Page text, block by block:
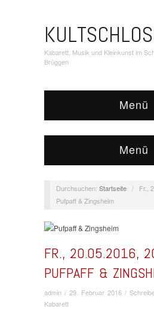
Kabarett, Musik und Kleinkunst im
Brüggen
Menü
Menü
Durchsuchen: Startseite /
Fr.,
Pufpaff & Zingsheim
FR., 20.05.2016,
PUFPAFF &
admin / 29. Februar 2016 /
Kabarett